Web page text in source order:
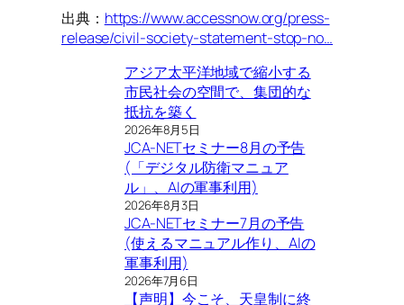
出典： https://www.accessnow.org/press-
release/civil-society-statement-stop-no…
アジア太平洋地域で縮小する
市民社会の空間で、集団的な
抵抗を築く
2026年8月5日
JCA-NETセミナー8月の予告
(「デジタル防衛マニュア
ル」、AIの軍事利用)
2026年8月3日
JCA-NETセミナー7月の予告
(使えるマニュアル作り、AIの
軍事利用)
2026年7月6日
【声明】今こそ、天皇制に終